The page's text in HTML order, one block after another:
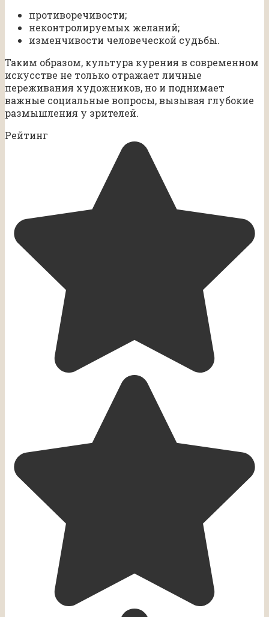
противоречивости;
неконтролируемых желаний;
изменчивости человеческой судьбы.
Таким образом, культура курения в современном
искусстве не только отражает личные
переживания художников, но и поднимает
важные социальные вопросы, вызывая глубокие
размышления у зрителей.
Рейтинг